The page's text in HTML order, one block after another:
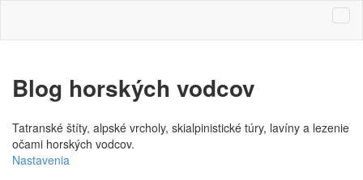
Blog horských vodcov
Tatranské štíty, alpské vrcholy, skialpinistické túry, lavíny a lezenie
očami horských vodcov.
Nastavenia